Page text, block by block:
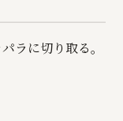
ラに切り取る。